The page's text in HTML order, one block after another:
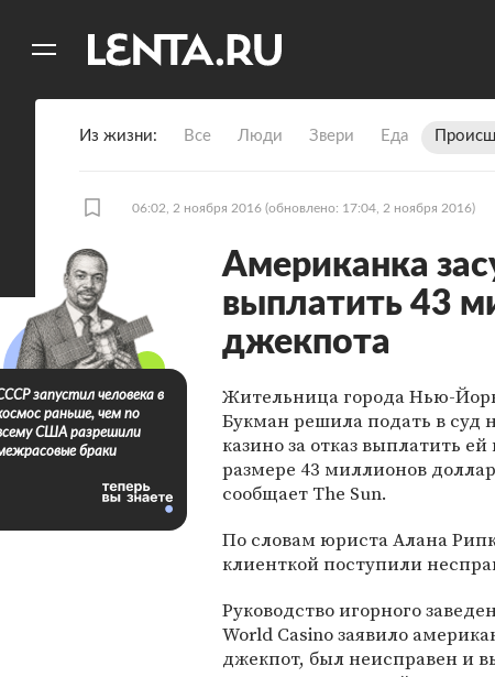
Из жизни Все Люди Звери Еда
06:02, 2 ноября 2016 (обновлено: 17:04, 2 ноября 2016)
Американка
выплатить 43
джекпота
Жительница города Нью-
Букман решила подать в суд
казино за отказ выплатить
размере 43 миллионов
сообщает The Sun.
По словам юриста Алана
клиенткой поступили
Руководство игорного
World Casino заявило
джекпот, был неисправен и
запустил человека в
раньше, чем по
США разрешили
браки